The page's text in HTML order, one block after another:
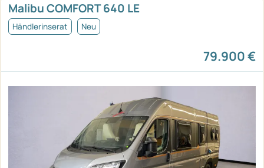
Malibu COMFORT 640 LE
Händlerinserat Neu
79.900 €